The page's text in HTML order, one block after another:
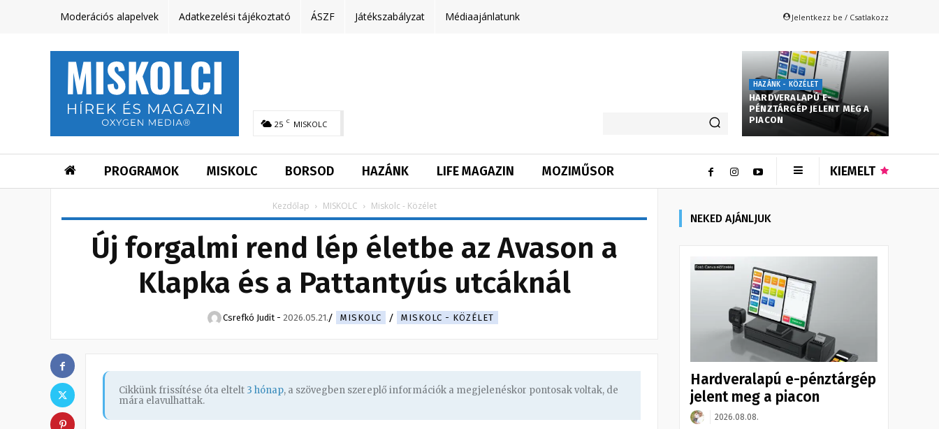
Moderációs alapelvek Adatkezelési tájékoztató ÁSZF Játékszabályzat Médiaajánlatunk Jelentkezz be / Csatlakozz
25 C MISKOLC
HAZÁNK - KÖZÉLET
HARDVERALAPÚ E-
PÉNZTÁRGÉP JELENT MEG A
PIACON
PROGRAMOK MISKOLC BORSOD HAZÁNK LIFE MAGAZIN MOZIMŰSOR KIEMELT
Kezdőlap MISKOLC Miskolc - Közélet
Új forgalmi rend lép életbe az Avason a
Klapka és a Pattantyús utcáknál
Csrefkó Judit - 2026.05.21. MISKOLC MISKOLC - KÖZÉLET
Cikkünk frissítése óta eltelt 3 hónap, a szövegben szereplő információk a megjelenéskor pontosak voltak, de
mára elavulhattak.
NEKED AJÁNLJUK
Hardveralapú e-pénztárgép
jelent meg a piacon
2026.08.08.